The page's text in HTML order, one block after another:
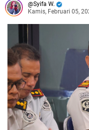
Syifa W.
Kamis, Februari 05,